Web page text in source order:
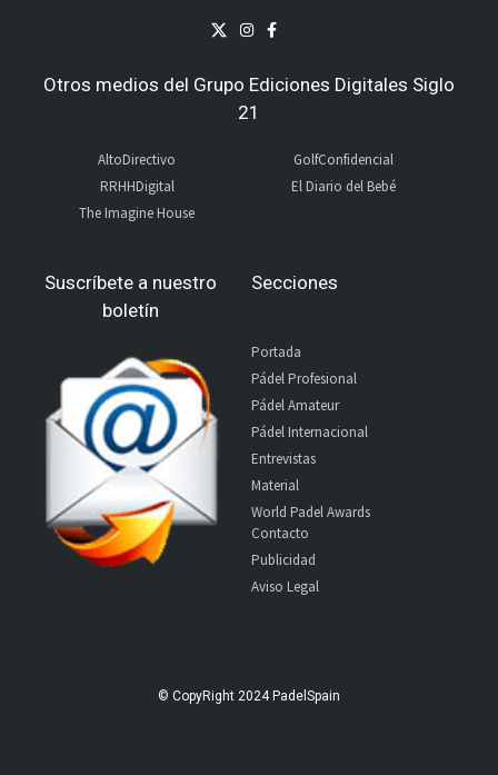
Otros medios del Grupo Ediciones Digitales Siglo
21
AltoDirectivo
RRHHDigital
The Imagine House
GolfConfidencial
El Diario del Bebé
Suscríbete a nuestro
boletín
Secciones
Portada
Pádel Profesional
Pádel Amateur
Pádel Internacional
Entrevistas
Material
World Padel Awards
Contacto
Publicidad
Aviso Legal
© CopyRight 2024 PadelSpain